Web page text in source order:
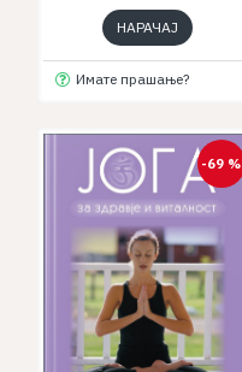
НАРАЧАЈ
Имате прашање?
-69 %